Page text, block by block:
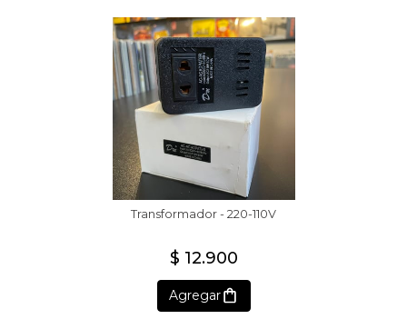
Transformador - 220-110V
$ 12.900
Agregar